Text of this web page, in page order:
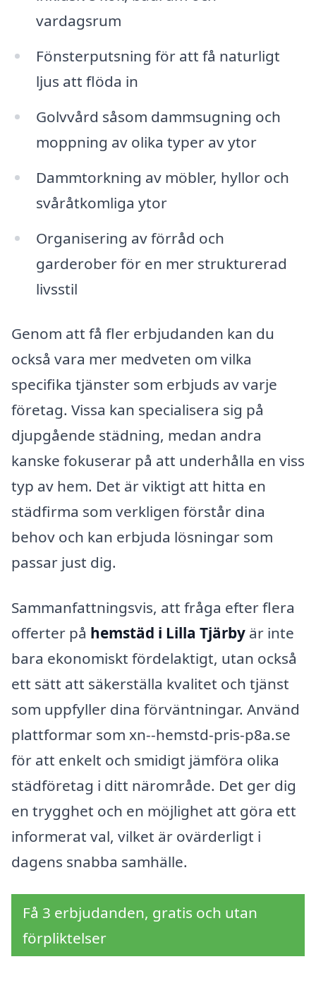
vardagsrum
Fönsterputsning för att få naturligt
ljus att flöda in
Golvvård såsom dammsugning och
moppning av olika typer av ytor
Dammtorkning av möbler, hyllor och
svåråtkomliga ytor
Organisering av förråd och
garderober för en mer strukturerad
livsstil
Genom att få fler erbjudanden kan du
också vara mer medveten om vilka
specifika tjänster som erbjuds av varje
företag. Vissa kan specialisera sig på
djupgående städning, medan andra
kanske fokuserar på att underhålla en viss
typ av hem. Det är viktigt att hitta en
städfirma som verkligen förstår dina
behov och kan erbjuda lösningar som
passar just dig.
Sammanfattningsvis, att fråga efter flera
offerter på hemstäd i Lilla Tjärby är inte
bara ekonomiskt fördelaktigt, utan också
ett sätt att säkerställa kvalitet och tjänst
som uppfyller dina förväntningar. Använd
plattformar som xn--hemstd-pris-p8a.se
för att enkelt och smidigt jämföra olika
städföretag i ditt närområde. Det ger dig
en trygghet och en möjlighet att göra ett
informerat val, vilket är ovärderligt i
dagens snabba samhälle.
Få 3 erbjudanden, gratis och utan
förpliktelser